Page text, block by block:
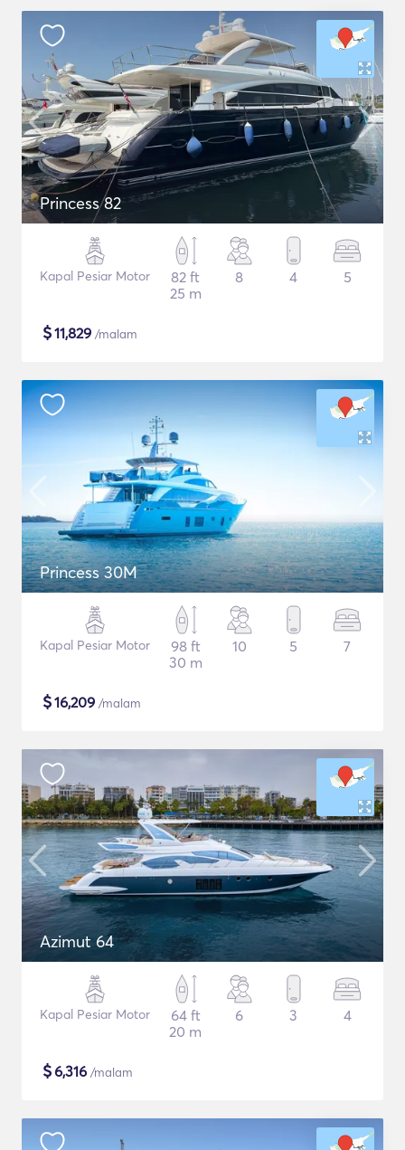
Princess 82
Kapal Pesiar Motor
82 ft
25 m
8 4 5
$11,829 /malam
Princess 30M
Kapal Pesiar Motor
98 ft
30 m
10 5 7
$16,209 /malam
Azimut 64
Kapal Pesiar Motor
64 ft
20 m
6 3 4
$6,316 /malam